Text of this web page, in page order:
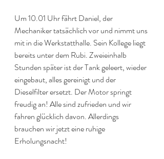
Um 10.01 Uhr fährt Daniel, der
Mechaniker tatsächlich vor und nimmt uns
mit in die Werkstatthalle. Sein Kollege liegt
bereits unter dem Rubi. Zweieinhalb
Stunden später ist der Tank geleert, wieder
eingebaut, alles gereinigt und der
Dieselfilter ersetzt. Der Motor springt
freudig an! Alle sind zufrieden und wir
fahren glücklich davon. Allerdings
brauchen wir jetzt eine ruhige
Erholungsnacht!